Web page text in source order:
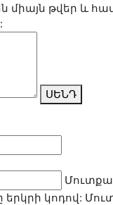
միայն թվեր և
ՍԵՆԴ
կոդով: